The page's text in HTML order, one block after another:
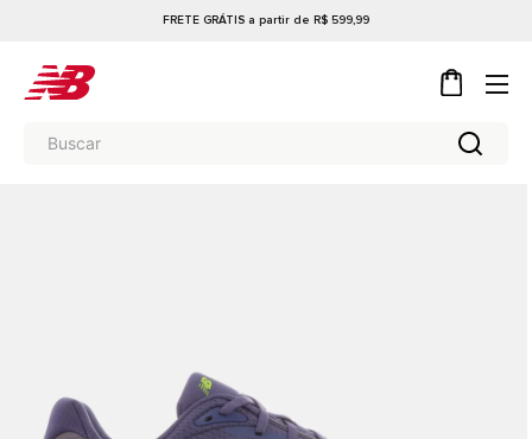
FRETE GRÁTIS a partir de R$ 599,99